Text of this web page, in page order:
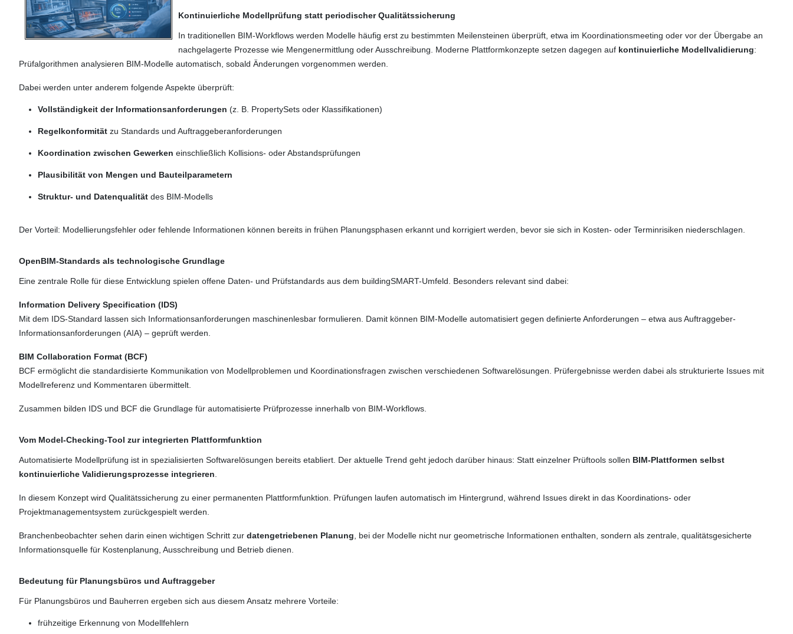
Kontinuierliche Modellprüfung statt periodischer Qualitätssicherung
In traditionellen BIM-Workflows werden Modelle häufig erst zu bestimmten Meilensteinen überprüft, etwa im Koordinationsmeeting oder vor der Übergabe an
nachgelagerte Prozesse wie Mengenermittlung oder Ausschreibung. Moderne Plattformkonzepte setzen dagegen auf kontinuierliche Modellvalidierung:
Prüfalgorithmen analysieren BIM-Modelle automatisch, sobald Änderungen vorgenommen werden.
Dabei werden unter anderem folgende Aspekte überprüft:
Vollständigkeit der Informationsanforderungen (z. B. PropertySets oder Klassifikationen)
Regelkonformität zu Standards und Auftraggeberanforderungen
Koordination zwischen Gewerken einschließlich Kollisions- oder Abstandsprüfungen
Plausibilität von Mengen und Bauteilparametern
Struktur- und Datenqualität des BIM-Modells
Der Vorteil: Modellierungsfehler oder fehlende Informationen können bereits in frühen Planungsphasen erkannt und korrigiert werden, bevor sie sich in Kosten- oder Terminrisiken niederschlagen.
OpenBIM-Standards als technologische Grundlage
Eine zentrale Rolle für diese Entwicklung spielen offene Daten- und Prüfstandards aus dem buildingSMART-Umfeld. Besonders relevant sind dabei:
Information Delivery Specification (IDS)
Mit dem IDS-Standard lassen sich Informationsanforderungen maschinenlesbar formulieren. Damit können BIM-Modelle automatisiert gegen definierte Anforderungen – etwa aus Auftraggeber-
Informationsanforderungen (AIA) – geprüft werden.
BIM Collaboration Format (BCF)
BCF ermöglicht die standardisierte Kommunikation von Modellproblemen und Koordinationsfragen zwischen verschiedenen Softwarelösungen. Prüfergebnisse werden dabei als strukturierte Issues mit
Modellreferenz und Kommentaren übermittelt.
Zusammen bilden IDS und BCF die Grundlage für automatisierte Prüfprozesse innerhalb von BIM-Workflows.
Vom Model-Checking-Tool zur integrierten Plattformfunktion
Automatisierte Modellprüfung ist in spezialisierten Softwarelösungen bereits etabliert. Der aktuelle Trend geht jedoch darüber hinaus: Statt einzelner Prüftools sollen BIM-Plattformen selbst
kontinuierliche Validierungsprozesse integrieren
In diesem Konzept wird Qualitätssicherung zu einer permanenten Plattformfunktion. Prüfungen laufen automatisch im Hintergrund, während Issues direkt in das Koordinations- oder
Projektmanagementsystem zurückgespielt werden.
Branchenbeobachter sehen darin einen wichtigen Schritt zur datengetriebenen Planung , bei der Modelle nicht nur geometrische Informationen enthalten, sondern als zentrale, qualitätsgesicherte
Informationsquelle für Kostenplanung, Ausschreibung und Betrieb dienen.
Bedeutung für Planungsbüros und Auftraggeber
Für Planungsbüros und Bauherren ergeben sich aus diesem Ansatz mehrere Vorteile:
frühzeitige Erkennung von Modellfehlern